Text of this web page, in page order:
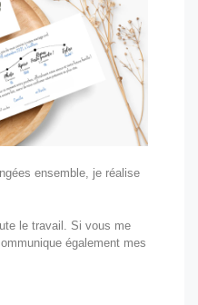
ensemble, je réalise
le travail. Si vous me
également mes